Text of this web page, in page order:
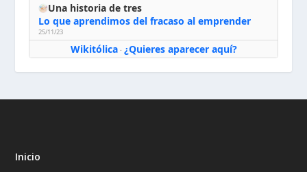
Una historia de tres
Lo que aprendimos del fracaso al emprender
25/11/23
Wikitólica· ¿Quieres aparecer aquí?
Inicio